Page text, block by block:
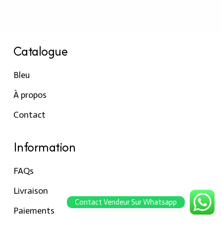
Catalogue
Bleu
À propos
Contact
Information
FAQs
Livraison
Paiements
Contact Vendeur Sur Whatsapp